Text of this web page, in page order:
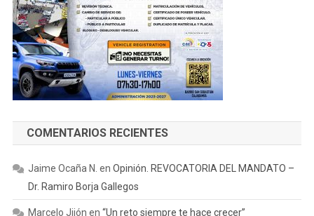
COMENTARIOS RECIENTES
Jaime Ocaña N. en Opinión. REVOCATORIA DEL MANDATO –
Dr. Ramiro Borja Gallegos
Marcelo Jijón en “Un reto siempre te hace crecer”